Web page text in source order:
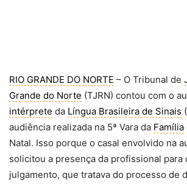
RIO GRANDE DO NORTE – O Tribunal de
Grande do Norte (TJRN) contou com o
intérprete da Língua Brasileira de Sinais (
audiência realizada na 5ª Vara da Família
Natal. Isso porque o casal envolvido na
solicitou a presença da profissional para
julgamento, que tratava do processo de